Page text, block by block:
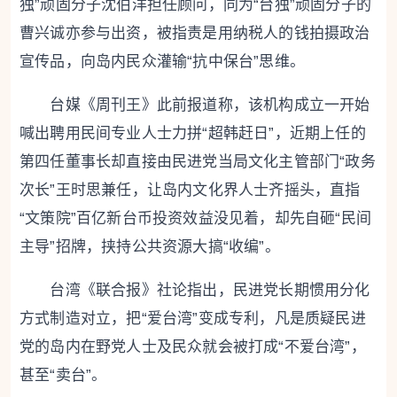
独”顽固分子沈伯洋担任顾问，同为“台独”顽固分子的
曹兴诚亦参与出资，被指责是用纳税人的钱拍摄政治
宣传品，向岛内民众灌输“抗中保台”思维。
台媒《周刊王》此前报道称，该机构成立一开始
喊出聘用民间专业人士力拼“超韩赶日”，近期上任的
第四任董事长却直接由民进党当局文化主管部门“政务
次长”王时思兼任，让岛内文化界人士齐摇头，直指
“文策院”百亿新台币投资效益没见着，却先自砸“民间
主导”招牌，挟持公共资源大搞“收编”。
台湾《联合报》社论指出，民进党长期惯用分化
方式制造对立，把“爱台湾”变成专利，凡是质疑民进
党的岛内在野党人士及民众就会被打成“不爱台湾”，
甚至“卖台”。